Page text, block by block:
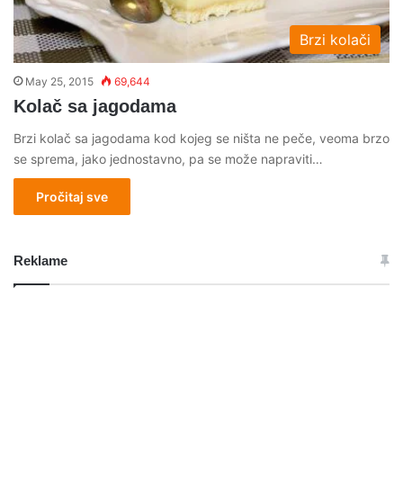
Brzi kolači
May 25, 2015 69,644
Kolač sa jagodama
Brzi kolač sa jagodama kod kojeg se ništa ne peče, veoma brzo
se sprema, jako jednostavno, pa se može napraviti…
Pročitaj sve
Reklame